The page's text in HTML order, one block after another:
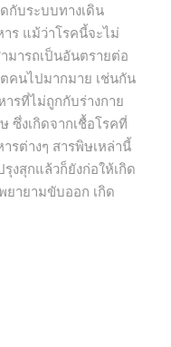
กับระบบทางเดิน
าร แม้ว่าโรคนี้จะไม่
มารถเป็นอันตรายต่อ
คนไปมากมาย เช่นกัน
ารที่ไม่ถูกกับร่างกาย
ซึ่งเกิดจากเชื้อโรคที่
รต่างๆ สารพิษเหล่านี้
สุกแล้วก็ยังก่อให้เกิด
ยายามขับออก เกิด